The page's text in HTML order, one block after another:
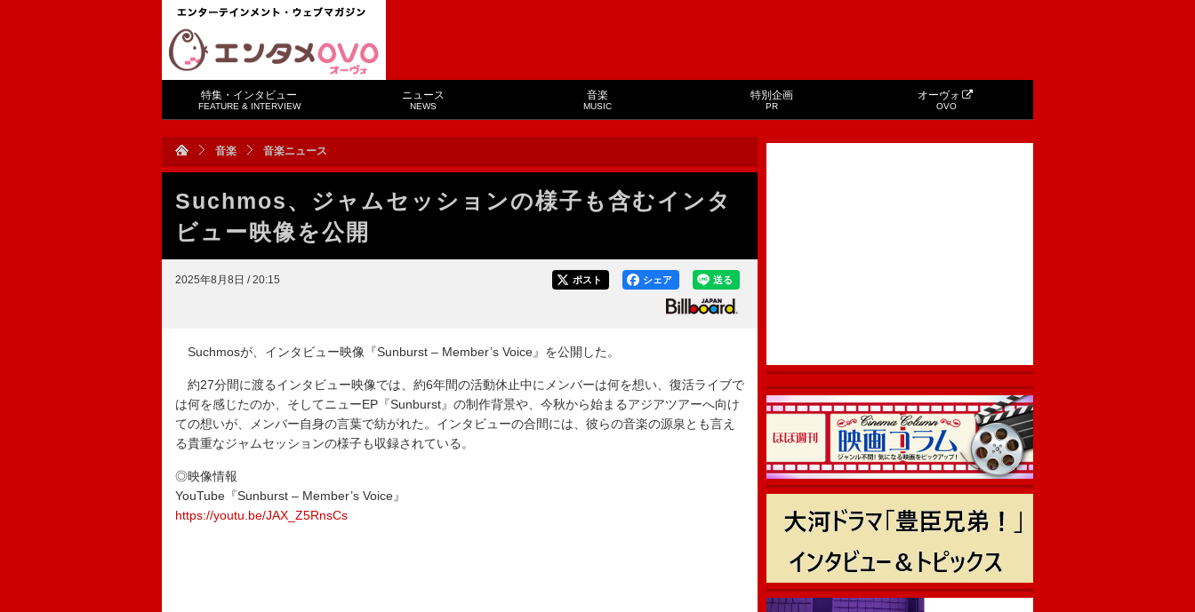
特集・インタビュー
FEATURE & INTERVIEW
ニュース
NEWS
音楽
MUSIC
特別企画
PR
オーヴォ
OVO
音楽 音楽ニュース
Suchmos、ジャムセッションの様子も含むインタ
ビュー映像を公開
2025年8月8日 / 20:15 送る
シェア
ポスト
Suchmosが、インタビュー映像『Sunburst – Member’s Voice』を公開した。
約27分間に渡るインタビュー映像では、約6年間の活動休止中にメンバーは何を想い、復活ライブで
は何を感じたのか、そしてニューEP『Sunburst』の制作背景や、今秋から始まるアジアツアーへ向け
ての想いが、メンバー自身の言葉で紡がれた。インタビューの合間には、彼らの音楽の源泉とも言え
る貴重なジャムセッションの様子も収録されている。
◎映像情報
YouTube『Sunburst – Member’s Voice』
https://youtu.be/JAX_Z5RnsCs